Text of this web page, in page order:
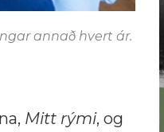
annað hvert ár.
Mitt rými, og